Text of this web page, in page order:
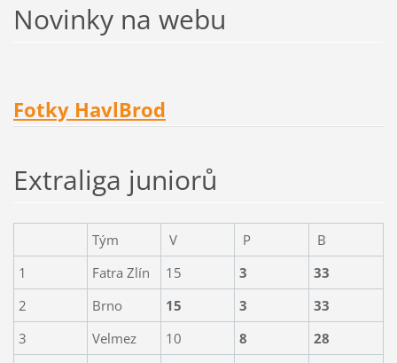
Novinky na webu
Fotky HavlBrod
Extraliga juniorů
Tým V P
B
1
Fatra Zlín 15 3
33
2
Brno 15 3
33
3
Velmez 10 8
28